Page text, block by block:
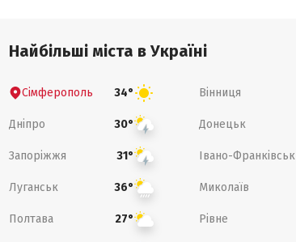
Найбільші міста в Україні
Сімферополь 34° Вінниця
Дніпро 30° Донецьк
Запоріжжя 31° Івано-Франківськ
Луганськ 36° Миколаїв
Полтава 27° Рівне